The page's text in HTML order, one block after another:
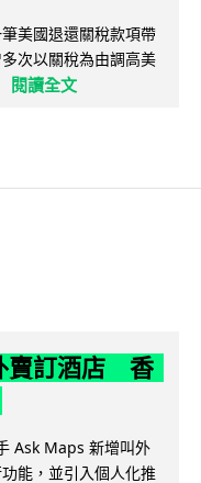
美國退還關稅款項帶
次以關稅為由調高美
閱讀全文
賣訂酒店 香
Ask Maps 新增叫外
能，並引入個人化推